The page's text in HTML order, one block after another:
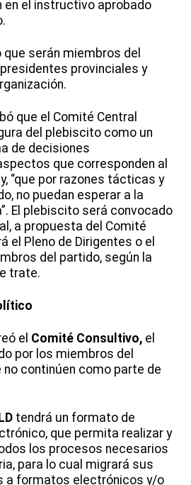
en el instructivo aprobado
serán miembros del
provinciales y
que el Comité Central
del plebiscito como un
de decisiones
que corresponden al
“que por razones tácticas y
no puedan esperar a la
El plebiscito será convocado
a propuesta del Comité
el Pleno de Dirigentes o el
del partido, según la
trate.
el Comité Consultivo, el
por los miembros del
continúen como parte de
tendrá un formato de
que permita realizar y
los procesos necesarios
para lo cual migrará sus
a formatos electrónicos y/o